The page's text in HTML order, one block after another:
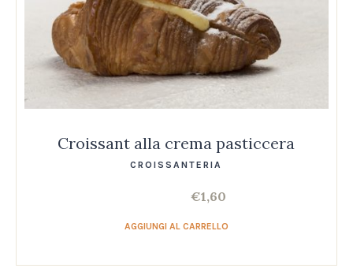
Croissant alla crema pasticcera
CROISSANTERIA
€1,60
AGGIUNGI AL CARRELLO